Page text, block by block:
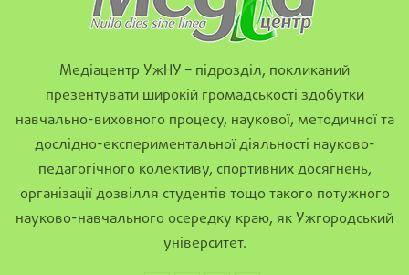
Медіацентр УжНУ – підрозділ, покликаний
презентувати широкій громадськості здобутки
навчально-виховного процесу, наукової, методичної та
дослідно-експериментальної діяльності науково-
педагогічного колективу, спортивних досягнень,
організації дозвілля студентів тощо такого потужного
науково-навчального осередку краю, як Ужгородський
університет.